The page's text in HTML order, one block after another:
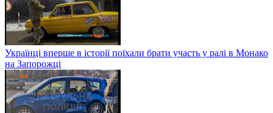
Українці вперше в історії поїхали брати участь у ралі в Монако
на Запорожці